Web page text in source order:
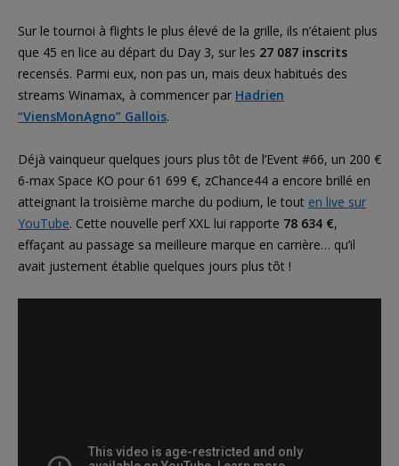
Sur le tournoi à flights le plus élevé de la grille, ils n’étaient plus
que 45 en lice au départ du Day 3, sur les 27 087 inscrits
recensés. Parmi eux, non pas un, mais deux habitués des
streams Winamax, à commencer par Hadrien
“ViensMonAgno” Gallois.
Déjà vainqueur quelques jours plus tôt de l’Event #66, un 200 €
6-max Space KO pour 61 699 €, zChance44 a encore brillé en
atteignant la troisième marche du podium, le tout en live sur
YouTube. Cette nouvelle perf XXL lui rapporte 78 634 €,
effaçant au passage sa meilleure marque en carrière… qu’il
avait justement établie quelques jours plus tôt !